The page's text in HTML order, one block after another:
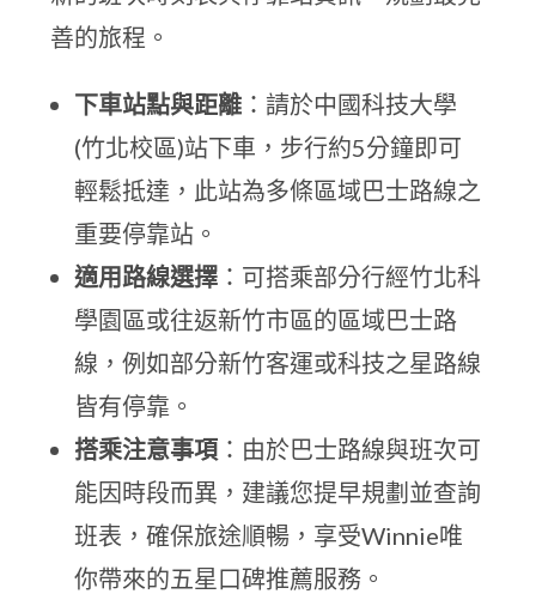
善的旅程。
下車站點與距離 ：請於中國科技大學
(竹北校區)站下車，步行約5分鐘即可
輕鬆抵達，此站為多條區域巴士路線之
重要停靠站。
適用路線選擇 ：可搭乘部分行經竹北科
學園區或往返新竹市區的區域巴士路
線，例如部分新竹客運或科技之星路線
皆有停靠。
搭乘注意事項 ：由於巴士路線與班次可
能因時段而異，建議您提早規劃並查詢
班表，確保旅途順暢，享受Winnie唯
你帶來的五星口碑推薦服務。